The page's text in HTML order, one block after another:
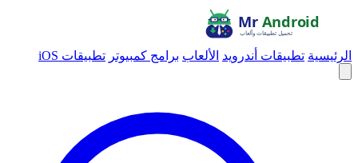
الرئيسية تطبيقات أندرويد الألعاب برامج كمبيوتر تطبيقات iOS